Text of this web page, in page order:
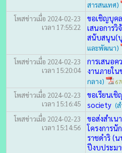
สารสนเทศ)
โพสข่าวเมื่อ 2024-02-23
เวลา 17:55:22
ขอเชิญบุคล
เสนอการ
สนับสนุน(บุ
และพัฒนา)
โพสข่าวเมื่อ 2024-02-23
เวลา 15:20:04
การเสนอค
งานภายใ
กลาง)
โพสข่าวเมื่อ 2024-02-23
เวลา 15:16:45
ขอเรียนเชิ
society (
โพสข่าวเมื่อ 2024-02-23
เวลา 15:14:56
ขอส่งสำเ
โครงการ
ราชดําริ (
ปีงบประม